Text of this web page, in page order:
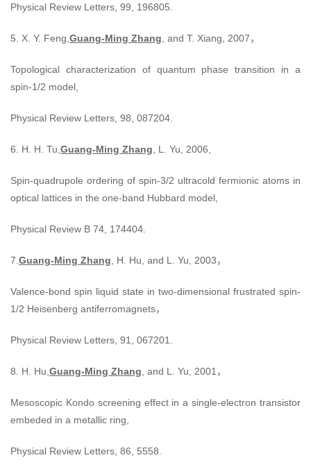
Physical Review Letters, 99, 196805.
5. X. Y. Feng, Guang-Ming Zhang , and T. Xiang, 2007，
Topological characterization of quantum phase transition in a
spin-1/2 model,
Physical Review Letters, 98, 087204.
6. H. H. Tu, Guang-Ming Zhang , L. Yu, 2006,
Spin-quadrupole ordering of spin-3/2 ultracold fermionic atoms in
optical lattices in the one-band Hubbard model,
Physical Review B 74, 174404.
7. Guang-Ming Zhang , H. Hu, and L. Yu, 2003，
Valence-bond spin liquid state in two-dimensional frustrated spin-
1/2 Heisenberg antiferromagnets，
Physical Review Letters, 91, 067201.
8. H. Hu, Guang-Ming Zhang , and L. Yu, 2001，
Mesoscopic Kondo screening effect in a single-electron transistor
embeded in a metallic ring,
Physical Review Letters, 86, 5558.